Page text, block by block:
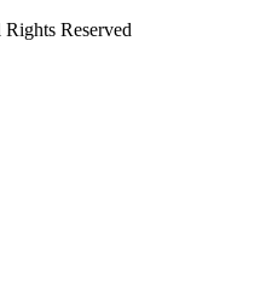
Reserved